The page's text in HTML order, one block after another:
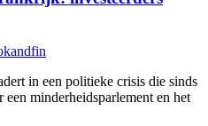
in een politieke crisis die sinds
minderheidsparlement en het